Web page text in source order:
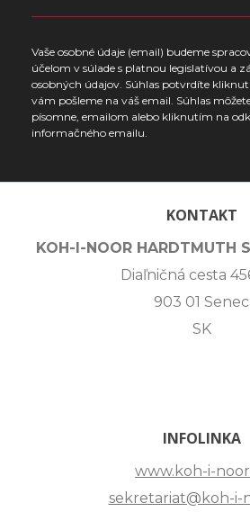
Vaše osobné údaje (email) budeme
účelom v súlade s platnou legislatívou a
osobných údajov. Súhlas potvrdíte
vám pošleme na váš email. Súhlas
písomne, emailom alebo kliknutím na
informačného emailu.
KONTAKT
KOH-I-NOOR HARDTMUTH
Diaľničná cesta
903 01 Senec
SK
INFOLINKA
www.koh-i-
sekretariat@koh-i-